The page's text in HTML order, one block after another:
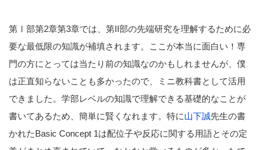
第Ⅰ部第2章第3章では、第II部の先端研究を理解するために必
要な最低限の知識が補填されます。ここが本当に面白い！専
門の方にとっては当たり前の知識なのかもしれませんが、僕
は正直知らないことも多かったので、ミニ教科書として活用
できました。学部レベルの知識で理解できる基礎的なことが
書いてあるため、簡単に賢くなれます。特に山下誠先生の書
かれたBasic Concept 1は配位子や反応に関する用語とその定